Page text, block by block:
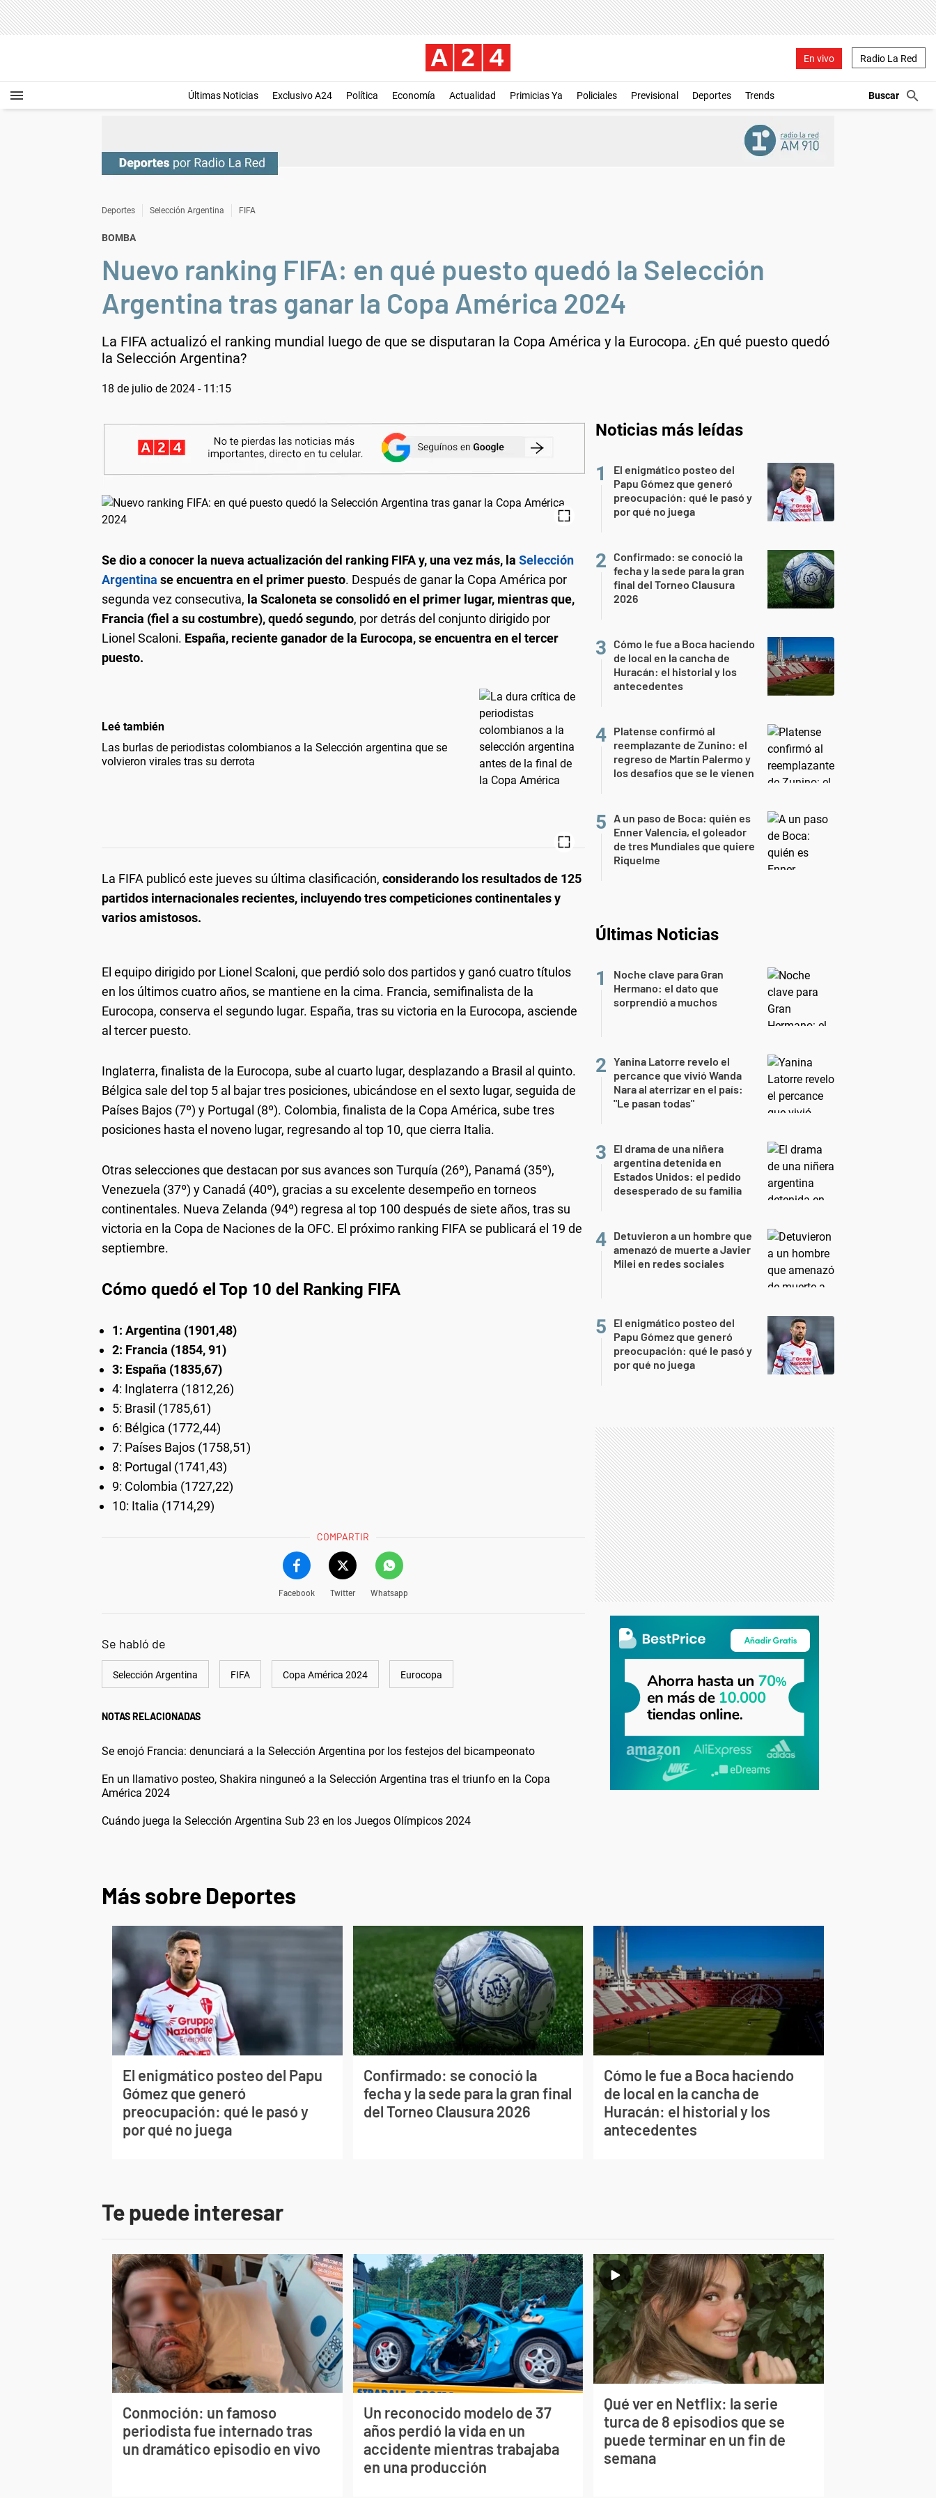
En vivo Radio La Red
Últimas Noticias Exclusivo A24 Política Economía Actualidad Primicias Ya Policiales Previsional Deportes Trends
Deportes Selección Argentina FIFA
BOMBA
Nuevo ranking FIFA: en qué puesto quedó la Selección
Argentina tras ganar la Copa América 2024
La FIFA actualizó el ranking mundial luego de que se disputaran la Copa América y la Eurocopa. ¿En qué puesto quedó
la Selección Argentina?
18 de julio de 2024 - 11:15
Se dio a conocer la nueva actualización del ranking FIFA y, una vez más, la Selección
Argentina se encuentra en el primer puesto. Después de ganar la Copa América por
segunda vez consecutiva, la Scaloneta se consolidó en el primer lugar, mientras que,
Francia (fiel a su costumbre), quedó segundo, por detrás del conjunto dirigido por
Lionel Scaloni. España, reciente ganador de la Eurocopa, se encuentra en el tercer
puesto.
Leé también
Las burlas de periodistas colombianos a la Selección argentina que se
volvieron virales tras su derrota
La FIFA publicó este jueves su última clasificación, considerando los resultados de 125
partidos internacionales recientes, incluyendo tres competiciones continentales y
varios amistosos.
El equipo dirigido por Lionel Scaloni, que perdió solo dos partidos y ganó cuatro títulos
en los últimos cuatro años, se mantiene en la cima. Francia, semifinalista de la
Eurocopa, conserva el segundo lugar. España, tras su victoria en la Eurocopa, asciende
al tercer puesto.
Inglaterra, finalista de la Eurocopa, sube al cuarto lugar, desplazando a Brasil al quinto.
Bélgica sale del top 5 al bajar tres posiciones, ubicándose en el sexto lugar, seguida de
Países Bajos (7º) y Portugal (8º). Colombia, finalista de la Copa América, sube tres
posiciones hasta el noveno lugar, regresando al top 10, que cierra Italia.
Otras selecciones que destacan por sus avances son Turquía (26º), Panamá (35º),
Venezuela (37º) y Canadá (40º), gracias a su excelente desempeño en torneos
continentales. Nueva Zelanda (94º) regresa al top 100 después de siete años, tras su
victoria en la Copa de Naciones de la OFC. El próximo ranking FIFA se publicará el 19 de
septiembre.
Cómo quedó el Top 10 del Ranking FIFA
1: Argentina (1901,48)
2: Francia (1854, 91)
3: España (1835,67)
4: Inglaterra (1812,26)
5: Brasil (1785,61)
6: Bélgica (1772,44)
7: Países Bajos (1758,51)
8: Portugal (1741,43)
9: Colombia (1727,22)
10: Italia (1714,29)
COMPARTIR
Facebook Twitter Whatsapp
Se habló de
Selección Argentina FIFA Copa América 2024 Eurocopa
NOTAS RELACIONADAS
Se enojó Francia: denunciará a la Selección Argentina por los festejos del bicampeonato
En un llamativo posteo, Shakira ninguneó a la Selección Argentina tras el triunfo en la Copa
América 2024
Cuándo juega la Selección Argentina Sub 23 en los Juegos Olímpicos 2024
Noticias más leídas
El enigmático posteo del
Papu Gómez que generó
preocupación: qué le pasó y
por qué no juega
Confirmado: se conoció la
fecha y la sede para la gran
final del Torneo Clausura
2026
Cómo le fue a Boca haciendo
de local en la cancha de
Huracán: el historial y los
antecedentes
Platense confirmó al
reemplazante de Zunino: el
regreso de Martín Palermo y
los desafíos que se le vienen
A un paso de Boca: quién es
Enner Valencia, el goleador
de tres Mundiales que quiere
Riquelme
Últimas Noticias
Noche clave para Gran
Hermano: el dato que
sorprendió a muchos
Yanina Latorre revelo el
percance que vivió Wanda
Nara al aterrizar en el país:
"Le pasan todas"
El drama de una niñera
argentina detenida en
Estados Unidos: el pedido
desesperado de su familia
Detuvieron a un hombre que
amenazó de muerte a Javier
Milei en redes sociales
El enigmático posteo del
Papu Gómez que generó
preocupación: qué le pasó y
por qué no juega
Más sobre Deportes
El enigmático posteo del Papu
Gómez que generó
preocupación: qué le pasó y
por qué no juega
Confirmado: se conoció la
fecha y la sede para la gran final
del Torneo Clausura 2026
Cómo le fue a Boca haciendo
de local en la cancha de
Huracán: el historial y los
antecedentes
Te puede interesar
Conmoción: un famoso
periodista fue internado tras
un dramático episodio en vivo
Un reconocido modelo de 37
años perdió la vida en un
accidente mientras trabajaba
en una producción
Qué ver en Netflix: la serie
turca de 8 episodios que se
puede terminar en un fin de
semana